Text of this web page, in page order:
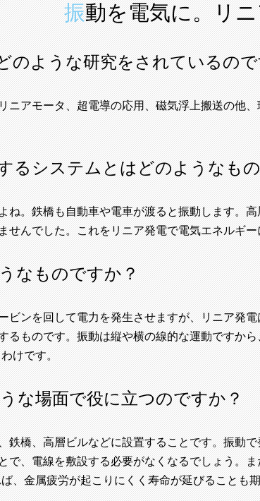
振動を電気に。リ
のような研究をされているの
ニアモータ、超電導の応用、磁気浮上搬送の他
るシステムとはどのようなも
ね。鉄橋も自動車や電車が渡ると振動します。
せんでした。これをリニア発電で電気エネルギ
なものですか？
ビンを回して電力を発生させますが、リニア発
るものです。振動は縦や横の線的な運動ですか
けです。
な場面で役に立つのですか？
鉄橋、高層ビルなどに設置することです。振動
で、電線を敷設する必要がなくなるでしょう。
、金属疲労が起こりにくく寿命が延びることも